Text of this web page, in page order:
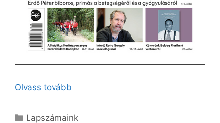
Olvass tovább
Kategória
Lapszámaink